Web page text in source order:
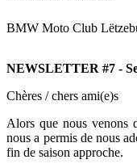
BMW Moto Club
NEWSLETTER #7 -
Chères / chers ami(e)s
Alors que nous venons
nous a permis de nous
fin de saison approche.